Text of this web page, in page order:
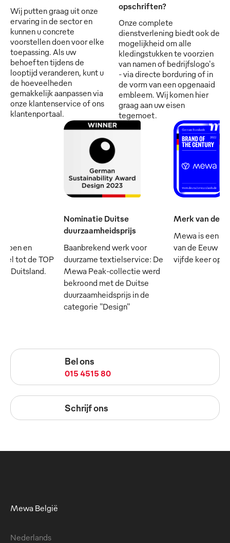
Wij putten graag uit onze
ervaring in de sector en
kunnen u concrete
voorstellen doen voor elke
toepassing. Als uw
behoeften tijdens de
looptijd veranderen, kunt u
de hoeveelheden
gemakkelijk aanpassen via
onze klantenservice of ons
klantenportaal.
opschriften?
Onze complete
dienstverlening biedt ook de
mogelijkheid om alle
kledingstukken te voorzien
van namen of bedrijfslogo's
- via directe borduring of in
de vorm van een opgenaaid
embleem. Wij komen hier
graag aan uw eisen
tegemoet.
en
tot de TOP
in Duitsland.
Nominatie Duitse
duurzaamheidsprijs
Baanbrekend werk voor
duurzame textielservice: De
Mewa Peak-collectie werd
bekroond met de Duitse
duurzaamheidsprijs in de
categorie "Design"
Merk van de
Mewa is een
van de Eeuw -
vijfde keer op
Bel ons
015 4515 80
Schrijf ons
Mewa België
Nederlands